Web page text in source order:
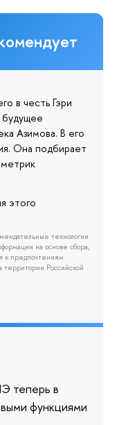
в честь Гэри
Азимова. В его
Она подбирает
этого
технологии
на основе сбора,
к предпочтениям
Российской
теперь в
функциями